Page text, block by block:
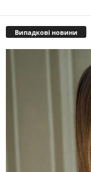
Випадкові новини